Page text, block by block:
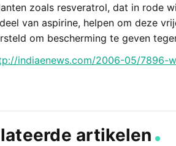
zoals resveratrol, dat in rode
van aspirine, helpen om deze
om bescherming te geven
indiaenews.com/2006-05/7896-
artikelen